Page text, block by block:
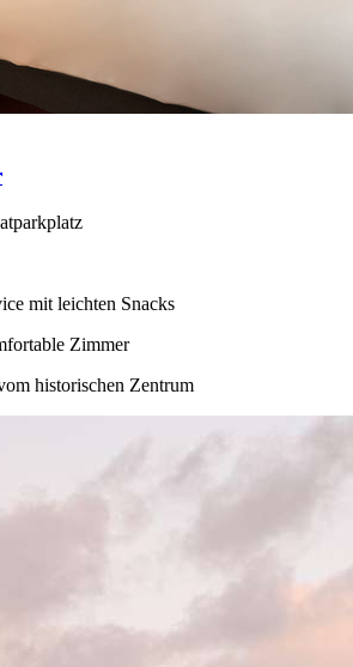
mit leichten Snacks
Zimmer
historischen Zentrum